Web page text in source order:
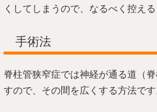
くしてしまうので、なるべく控え
手術法
脊柱管狭窄症では神経が通る道（
すので、その間を広くする方法です